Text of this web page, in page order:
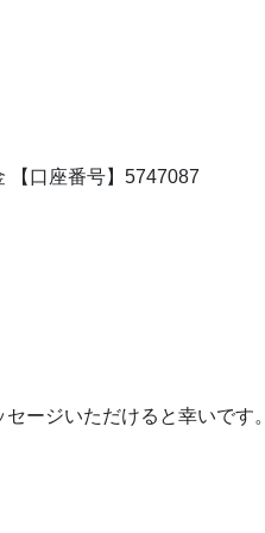
【口座番号】5747087
ージいただけると幸いです。